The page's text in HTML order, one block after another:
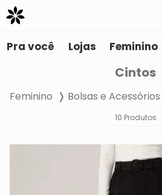
Pra você Lojas Feminino
Cintos
Feminino Bolsas e Acessórios
10 Produtos